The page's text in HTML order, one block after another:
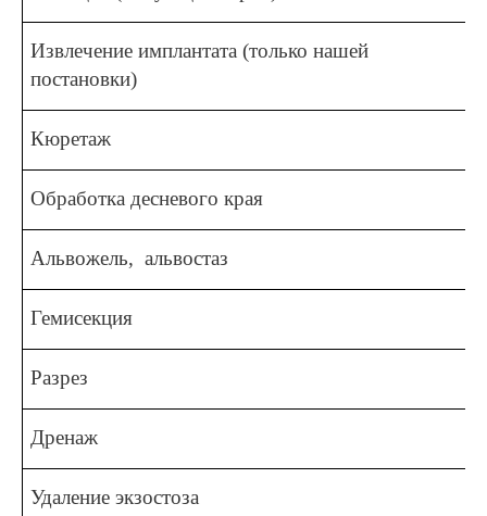
Извлечение имплантата (только нашей
постановки)
Кюретаж
Обработка десневого края
Альвожель, альвостаз
Гемисекция
Разрез
Дренаж
Удаление экзостоза